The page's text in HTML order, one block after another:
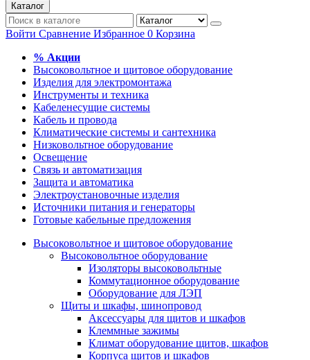
Каталог
Войти Сравнение Избранное 0 Корзина
% Акции
Высоковольтное и щитовое оборудование
Изделия для электромонтажа
Инструменты и техника
Кабеленесущие системы
Кабель и провода
Климатические системы и сантехника
Низковольтное оборудование
Освещение
Связь и автоматизация
Защита и автоматика
Электроустановочные изделия
Источники питания и генераторы
Готовые кабельные предложения
Высоковольтное и щитовое оборудование
Высоковольтное оборудование
Изоляторы высоковольтные
Коммутационное оборудование
Оборудование для ЛЭП
Щиты и шкафы, шинопровод
Аксессуары для щитов и шкафов
Клеммные зажимы
Климат оборудование щитов, шкафов
Корпуса щитов и шкафов